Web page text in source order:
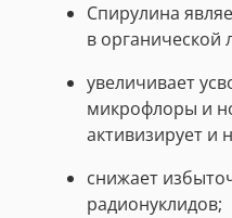
Спирулина
в органической
увеличивает
микрофлоры и
активизирует и
снижает
радионуклидов;